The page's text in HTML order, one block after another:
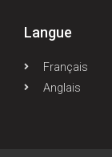
Langue
Français
Anglais